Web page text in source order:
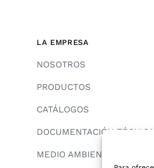
LA EMPRESA
NOSOTROS
PRODUCTOS
CATÁLOGOS
DOCUMENTACIÓN TÉCNICA
MEDIO AMBIENTE